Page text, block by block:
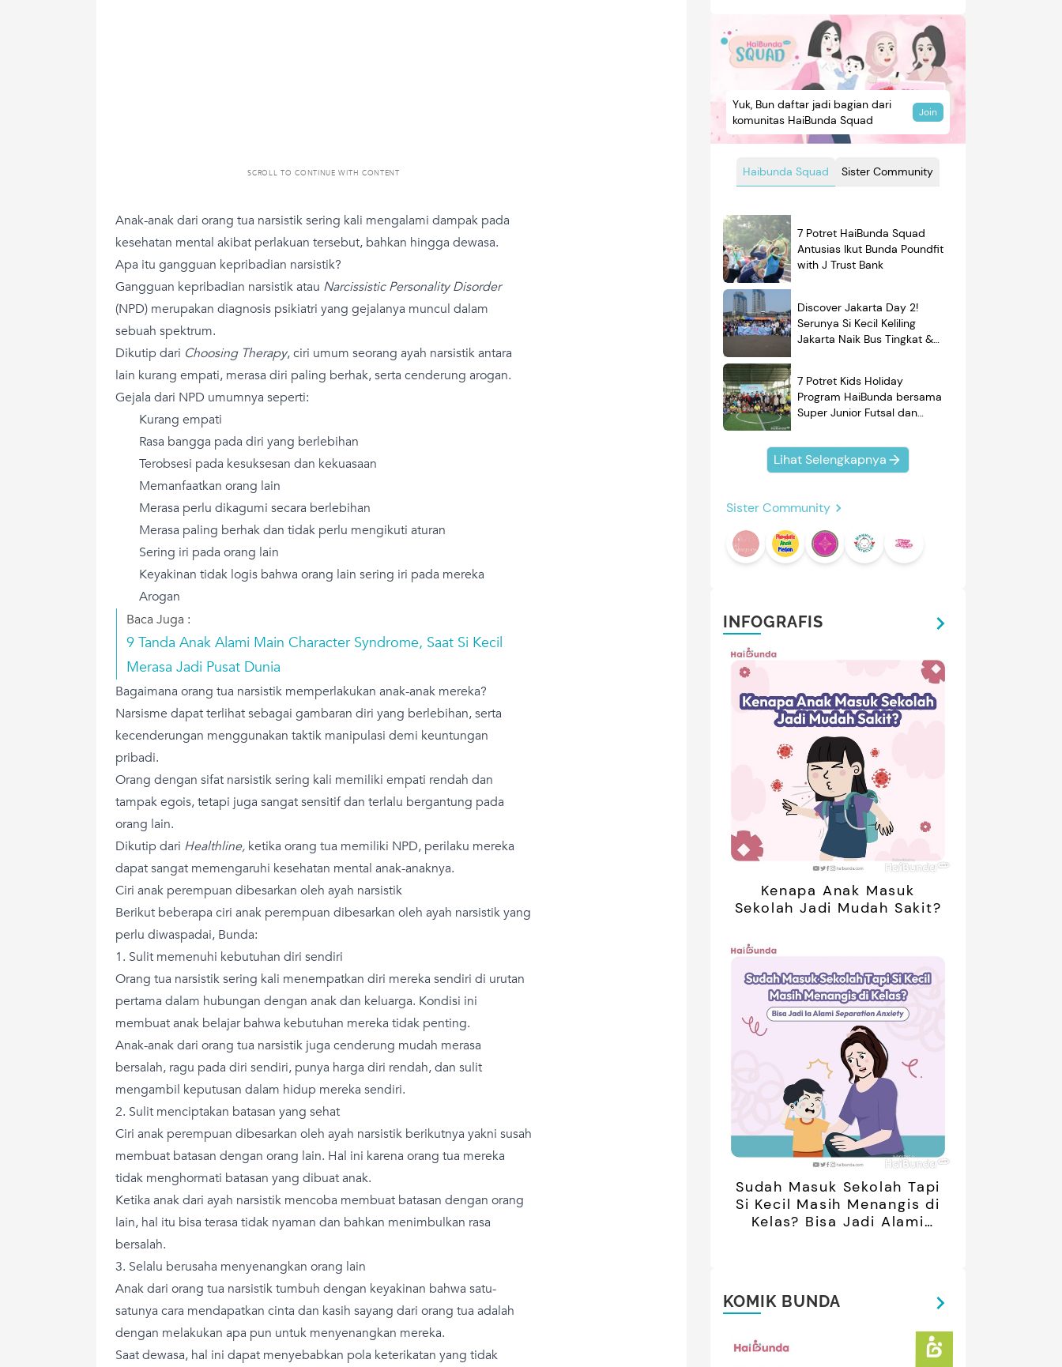
SCROLL TO CONTINUE WITH CONTENT
Anak-anak dari orang tua narsistik sering kali mengalami dampak pada
kesehatan mental akibat perlakuan tersebut, bahkan hingga dewasa.
Apa itu gangguan kepribadian narsistik?
Gangguan kepribadian narsistik atau Narcissistic Personality Disorder
(NPD) merupakan diagnosis psikiatri yang gejalanya muncul dalam
sebuah spektrum.
Dikutip dari Choosing Therapy, ciri umum seorang ayah narsistik antara
lain kurang empati, merasa diri paling berhak, serta cenderung arogan.
Gejala dari NPD umumnya seperti:
Kurang empati
Rasa bangga pada diri yang berlebihan
Terobsesi pada kesuksesan dan kekuasaan
Memanfaatkan orang lain
Merasa perlu dikagumi secara berlebihan
Merasa paling berhak dan tidak perlu mengikuti aturan
Sering iri pada orang lain
Keyakinan tidak logis bahwa orang lain sering iri pada mereka
Arogan
Baca Juga :
9 Tanda Anak Alami Main Character Syndrome, Saat Si Kecil
Merasa Jadi Pusat Dunia
Bagaimana orang tua narsistik memperlakukan anak-anak mereka?
Narsisme dapat terlihat sebagai gambaran diri yang berlebihan, serta
kecenderungan menggunakan taktik manipulasi demi keuntungan
pribadi.
Orang dengan sifat narsistik sering kali memiliki empati rendah dan
tampak egois, tetapi juga sangat sensitif dan terlalu bergantung pada
orang lain.
Dikutip dari Healthline, ketika orang tua memiliki NPD, perilaku mereka
dapat sangat memengaruhi kesehatan mental anak-anaknya.
Ciri anak perempuan dibesarkan oleh ayah narsistik
Berikut beberapa ciri anak perempuan dibesarkan oleh ayah narsistik yang
perlu diwaspadai, Bunda:
1. Sulit memenuhi kebutuhan diri sendiri
Orang tua narsistik sering kali menempatkan diri mereka sendiri di urutan
pertama dalam hubungan dengan anak dan keluarga. Kondisi ini
membuat anak belajar bahwa kebutuhan mereka tidak penting.
Anak-anak dari orang tua narsistik juga cenderung mudah merasa
bersalah, ragu pada diri sendiri, punya harga diri rendah, dan sulit
mengambil keputusan dalam hidup mereka sendiri.
2. Sulit menciptakan batasan yang sehat
Ciri anak perempuan dibesarkan oleh ayah narsistik berikutnya yakni susah
membuat batasan dengan orang lain. Hal ini karena orang tua mereka
tidak menghormati batasan yang dibuat anak.
Ketika anak dari ayah narsistik mencoba membuat batasan dengan orang
lain, hal itu bisa terasa tidak nyaman dan bahkan menimbulkan rasa
bersalah.
3. Selalu berusaha menyenangkan orang lain
Anak dari orang tua narsistik tumbuh dengan keyakinan bahwa satu-
satunya cara mendapatkan cinta dan kasih sayang dari orang tua adalah
dengan melakukan apa pun untuk menyenangkan mereka.
Saat dewasa, hal ini dapat menyebabkan pola keterikatan yang tidak
Haibunda Squad Sister Community
Yuk, Bun daftar jadi bagian dari
komunitas HaiBunda Squad
Join
7 Potret HaiBunda Squad
Antusias Ikut Bunda Poundfit
with J Trust Bank
Discover Jakarta Day 2!
Serunya Si Kecil Keliling
Jakarta Naik Bus Tingkat &
7 Potret Kids Holiday
Program HaiBunda bersama
Super Junior Futsal dan
Kompak Banget!
Lihat Selengkapnya
Sister Community
INFOGRAFIS
Kenapa Anak Masuk
Sekolah Jadi Mudah Sakit?
Sudah Masuk Sekolah Tapi
Si Kecil Masih Menangis di
Kelas? Bisa Jadi Alami
KOMIK BUNDA